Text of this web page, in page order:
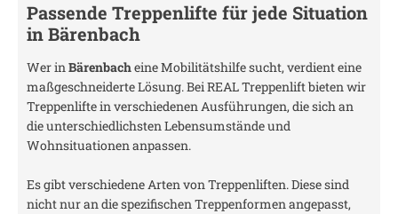
Passende Treppenlifte für jede Situation
inBärenbach
Wer inBärenbacheine Mobilitätshilfe sucht, verdient eine
maßgeschneiderte Lösung. Bei REAL Treppenlift bieten wir
Treppenlifte in verschiedenen Ausführungen, die sich an
die unterschiedlichsten Lebensumstände und
Wohnsituationen anpassen.
Es gibt verschiedene Arten von Treppenliften. Diese sind
nicht nur an die spezifischen Treppenformen angepasst,